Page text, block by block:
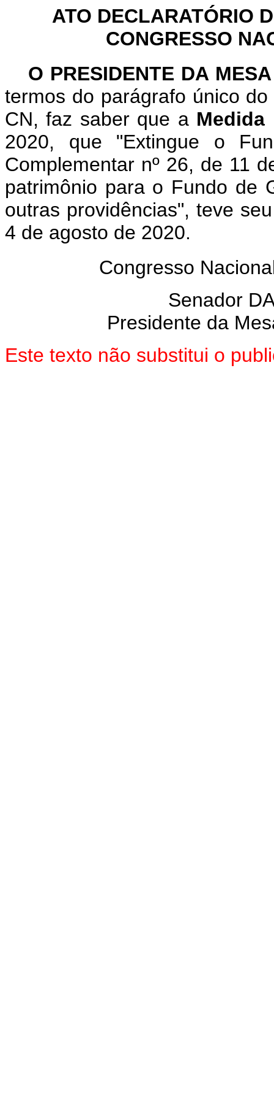
ATO DECLARATÓRIO
CONGRESSO
O PRESIDENTE DA
termos do parágrafo único
CN, faz saber que a Medida
2020, que "Extingue o
Complementar nº 26, de 11
patrimônio para o Fundo de
outras providências", teve
4 de agosto de 2020.
Congresso
Senador
Presidente da
Este texto não substitui o